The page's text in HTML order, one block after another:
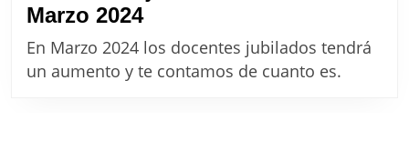
Marzo 2024Aumento
a
jubilados
En Marzo 2024 los docentes jubilados tendrá
un aumento y te contamos de cuanto es.